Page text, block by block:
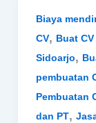
Biaya
CV, Buat
Sidoarjo,
pembuatan
Pembuatan
dan PT,